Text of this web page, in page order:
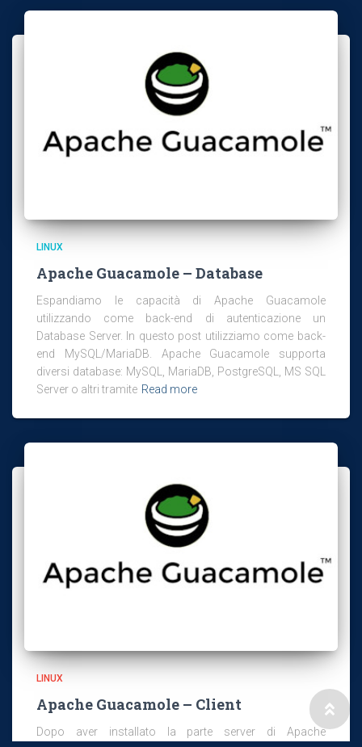
LINUX
Apache Guacamole – Database
Espandiamo le capacità di Apache Guacamole
utilizzando come back-end di autenticazione un
Database Server. In questo post utilizziamo come back-
end MySQL/MariaDB. Apache Guacamole supporta
diversi database: MySQL, MariaDB, PostgreSQL, MS SQL
Server o altri tramite Read more
LINUX
Apache Guacamole – Client
Dopo aver installato la parte server di Apache